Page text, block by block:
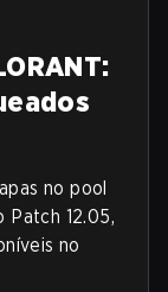
no pool
12.05,
no